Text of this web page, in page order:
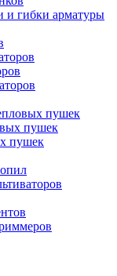
и гибки арматуры
пушек
пушек
пушек